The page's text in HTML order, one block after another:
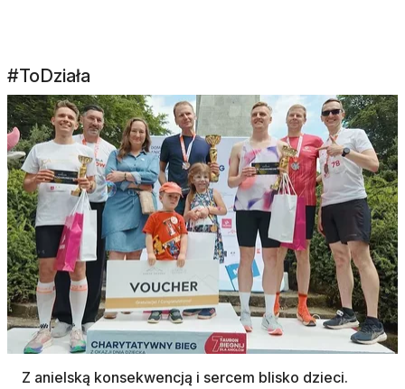
#ToDziała
Z anielską konsekwencją i sercem blisko dzieci.